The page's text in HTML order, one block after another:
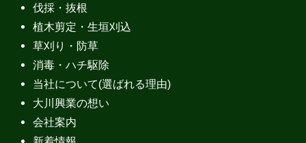
伐採・抜根
植木剪定・生垣刈込
草刈り・防草
消毒・ハチ駆除
当社について(選ばれる理由)
大川興業の想い
会社案内